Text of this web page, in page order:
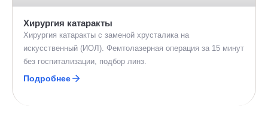
Хирургия катаракты
Хирургия катаракты с заменой хрусталика на
искусственный (ИОЛ). Фемтолазерная операция за 15 минут
без госпитализации, подбор линз.
Подробнее